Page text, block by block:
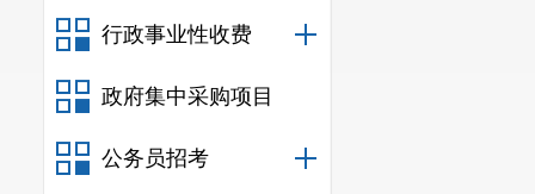
行政事业性收费
政府集中采购项目
公务员招考